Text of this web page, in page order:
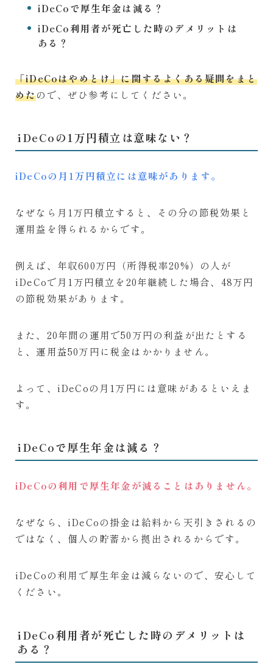
iDeCoで厚生年金は減る？
iDeCo利用者が死亡した時のデメリットは
ある？
「iDeCoはやめとけ」に関するよくある疑問をまと
めたので、ぜひ参考にしてください。
iDeCoの1万円積立は意味ない？
iDeCoの月1万円積立には意味があります。
なぜなら月1万円積立すると、その分の節税効果と
運用益を得られるからです。
例えば、年収600万円（所得税率20%）の人が
iDeCoで月1万円積立を20年継続した場合、48万円
の節税効果があります。
また、20年間の運用で50万円の利益が出たとする
と、運用益50万円に税金はかかりません。
よって、iDeCoの月1万円には意味があるといえま
す。
iDeCoで厚生年金は減る？
iDeCoの利用で厚生年金が減ることはありません。
なぜなら、iDeCoの掛金は給料から天引きされるの
ではなく、個人の貯蓄から拠出されるからです。
iDeCoの利用で厚生年金は減らないので、安心して
ください。
iDeCo利用者が死亡した時のデメリットは
ある？